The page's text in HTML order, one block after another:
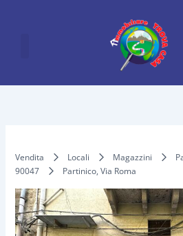
Vendita Locali Magazzini
90047
Partinico, Via Roma